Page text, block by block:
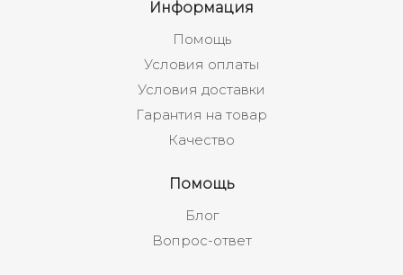
Информация
Помощь
Условия оплаты
Условия доставки
Гарантия на товар
Качество
Помощь
Блог
Вопрос-ответ